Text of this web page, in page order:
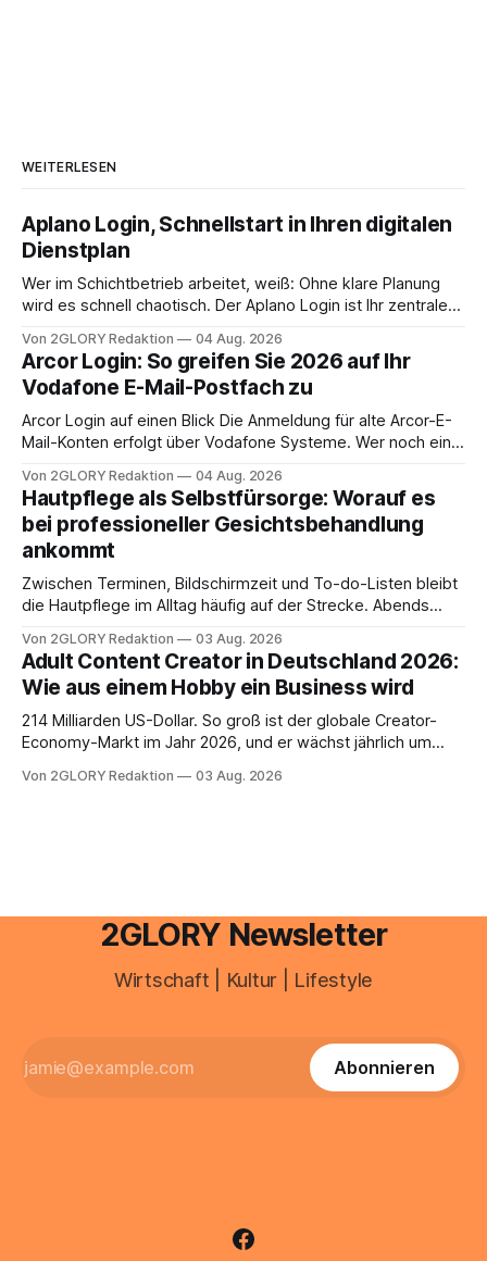
WEITERLESEN
Aplano Login, Schnellstart in Ihren digitalen
Dienstplan
Wer im Schichtbetrieb arbeitet, weiß: Ohne klare Planung
wird es schnell chaotisch. Der Aplano Login ist Ihr zentraler
abwesenheiten und die gesamte kommunikation rund um
Ihr personal digital zu organisieren. In diesem Leitfaden
erfahren Sie alles, was Sie für einen reibungslosen Einstieg
brauchen, von der Registrierung
Von 2GLORY Redaktion 04 Aug. 2026
Arcor Login: So greifen Sie 2026 auf Ihr
Vodafone E-Mail-Postfach zu
Arcor Login auf einen Blick Die Anmeldung für alte Arcor-E-
Mail-Konten erfolgt über Vodafone Systeme. Wer noch eine
besitzt, loggt sich heute über das Vodafone E-Mail & Cloud
Portal ein. Der klassische Arcor Login über mail.
Von 2GLORY Redaktion 04 Aug. 2026
Hautpflege als Selbstfürsorge: Worauf es
bei professioneller Gesichtsbehandlung
ankommt
Zwischen Terminen, Bildschirmzeit und To-do-Listen bleibt
die Hautpflege im Alltag häufig auf der Strecke. Abends
Drogerie – mehr ist zeitlich oft nicht drin. Dabei reagiert die
Haut empfindlich auf Stress, Schlafmangel und
Umwelteinflüsse: Sie wirkt müde, spannt oder neigt zu
Unreinheiten. Professionelle
Von 2GLORY Redaktion 03 Aug. 2026
Adult Content Creator in Deutschland 2026:
Wie aus einem Hobby ein Business wird
214 Milliarden US-Dollar. So groß ist der globale Creator-
Economy-Markt im Jahr 2026, und er wächst jährlich um
ist längst ein ernstzunehmender Wirtschaftszweig. Weltweit
Von 2GLORY Redaktion 03 Aug. 2026
2GLORY Newsletter
Wirtschaft | Kultur | Lifestyle
Abonnieren